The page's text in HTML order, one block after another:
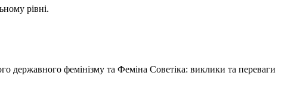
рівні.
державного фемінізму та Феміна Советіка: виклики та переваги